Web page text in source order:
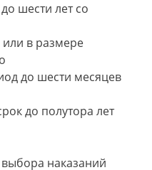
шести лет со
или в размере
до шести месяцев
до полутора лет
выбора наказаний